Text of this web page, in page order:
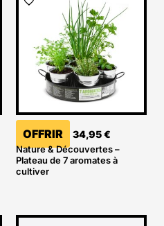
OFFRIR 34,95€
Nature & Découvertes –
Plateau de 7 aromates à
cultiver